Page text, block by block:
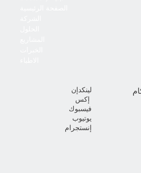
لينكدإن
فيسبوك
يوتيوب
إنستجرام